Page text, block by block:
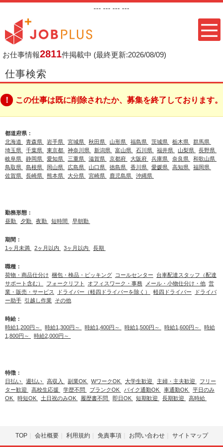
--- --- --- ---
お仕事情報2811件掲載中 (最終更新:2026/08/09)
仕事検索
この仕事は既に削除されたか、募集を終了しております。
都道府県：
北海道
青森県 岩手県 宮城県 秋田県 山形県 福島県 茨城県 栃木県
群馬県
埼玉県
千葉県 東京都 神奈川県 新潟県 富山県 石川県 福井県 山梨県
長野県
岐阜県
静岡県 愛知県 三重県 滋賀県 京都府 大阪府 兵庫県 奈良県
和歌山県
鳥取県
島根県 岡山県 広島県 山口県 徳島県 香川県 愛媛県 高知県
福岡県
佐賀県
長崎県 熊本県 大分県 宮崎県 鹿児島県 沖縄県
勤務形態：
昼勤
夕勤 夜勤 短時間 早朝勤
期間：
1ヶ月未満
2ヶ月以内 3ヶ月以内 長期
職種：
荷物・商品仕分け 梱包・検品・ピッキング コールセンター
台車配達スタッフ（配達
サポート含む）
フォークリフト オフィスワーク・事務 メール・小物仕分け・他 営
業・販売・サービス
ドライバー（軽四ドライバーを除く） 軽四ドライバー
ドライバ
ー助手 引越し作業 その他
時給：
時給1,200円～
時給1,300円～ 時給1,400円～ 時給1,500円～ 時給1,600円～
時給
1,800円～
時給2,000円～
特徴：
日払い
週払い 高収入 副業OK WワークOK 大学生歓迎 主婦・主夫歓迎
フリー
ター歓迎
高校生応援 学歴不問 ブランクOK バイク通勤OK 車通勤OK
平日のみ
OK
時短OK 土日祝のみOK 履歴書不問 即日OK 短期歓迎 長期歓迎 高時給
TOP 会社概要 利用規約 免責事項 お問い合わせ サイトマップ